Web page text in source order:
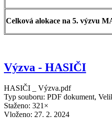
Celková alokace na 5. výzvu
Výzva - HASIČI
HASIČI _ Výzva.pdf
Typ souboru: PDF dokument,
Staženo: 321×
Vloženo: 27. 2. 2024